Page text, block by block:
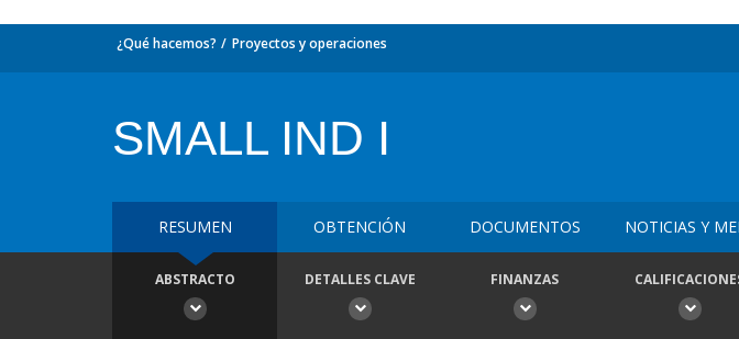
¿Qué hacemos? Proyectos y operaciones
SMALL IND I
RESUMEN OBTENCIÓN DOCUMENTOS NOTICIAS Y
ABSTRACTO DETALLES CLAVE FINANZAS